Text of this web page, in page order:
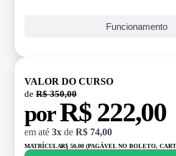
Funcionamento
VALOR DO CURSO
de R$ 350,00
porR$ 222,00
em até 3x de R$ 74,00
MATRÍCULA:R$ 50,00 (PAGÁVEL NO BOLETO,